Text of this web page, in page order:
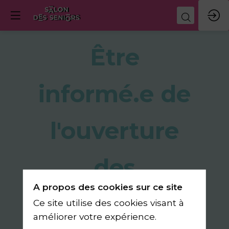
Être
informé.e de
l'ouverture
des
inscriptions
A propos des cookies sur ce site
Ce site utilise des cookies visant à
améliorer votre expérience.